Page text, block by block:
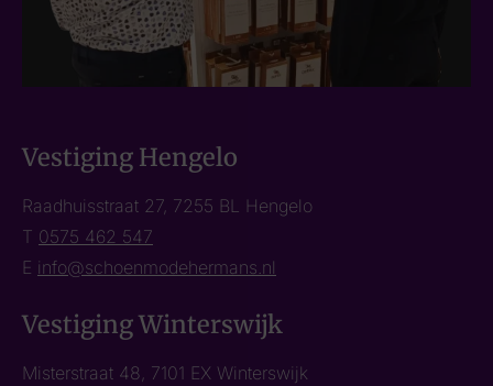
Vestiging Hengelo
Raadhuisstraat 27, 7255 BL Hengelo
T 0575 462 547
E info@schoenmodehermans.nl
Vestiging Winterswijk
Misterstraat 48, 7101 EX Winterswijk